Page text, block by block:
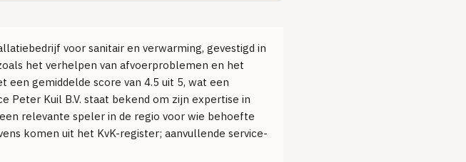
voor sanitair en verwarming, gevestigd in
het verhelpen van afvoerproblemen en het
gemiddelde score van 4.5 uit 5, wat een
Peter Kuil B.V. staat bekend om zijn expertise in
relevante speler in de regio voor wie behoefte
komen uit het KvK-register; aanvullende service-